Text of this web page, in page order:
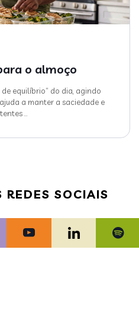
o almoço
equilíbrio” do dia, agindo
a manter a saciedade e
SOCIAIS